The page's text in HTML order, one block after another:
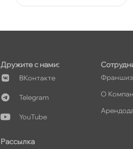
Дружите с нами:
Контакте
Telegram
YouTube
Рассылка
О